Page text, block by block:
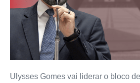
Ulysses Gomes vai liderar o bloco